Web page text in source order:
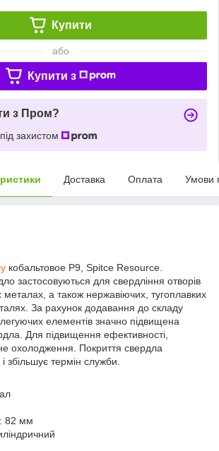
Купити
або
Купити з
з Пром?
захистом
Доставка Оплата Умови
кобальтовое Р9, Spitce Resource.
застосовуються для свердління отворів
металах, а також нержавіючих, тугоплавких
За рахунок додавання до складу
елементів значно підвищена
Для підвищення ефективності,
охолодження. Покриття свердла
збільшує термін служби.
82 мм